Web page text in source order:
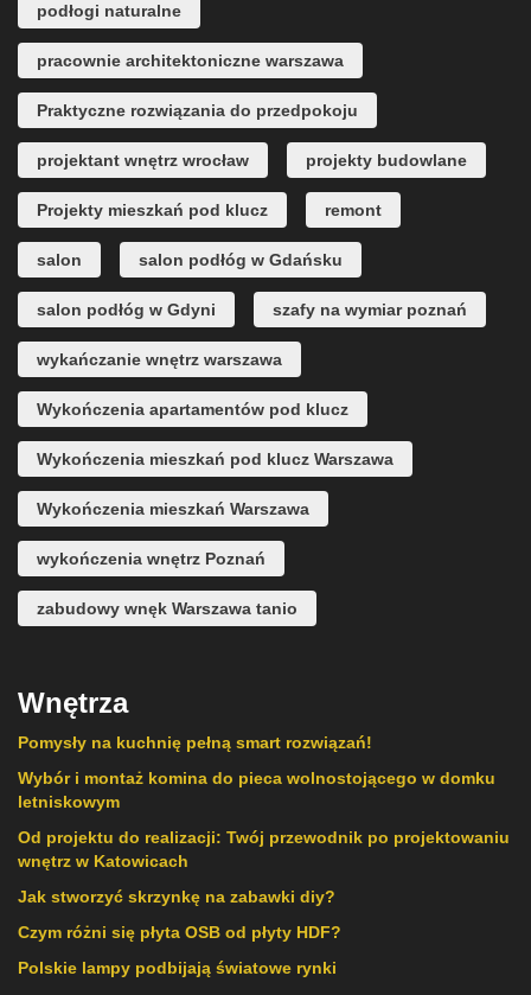
podłogi naturalne
pracownie architektoniczne warszawa
Praktyczne rozwiązania do przedpokoju
projektant wnętrz wrocław projekty budowlane
Projekty mieszkań pod klucz remont
salon salon podłóg w Gdańsku
salon podłóg w Gdyni szafy na wymiar poznań
wykańczanie wnętrz warszawa
Wykończenia apartamentów pod klucz
Wykończenia mieszkań pod klucz Warszawa
Wykończenia mieszkań Warszawa
wykończenia wnętrz Poznań
zabudowy wnęk Warszawa tanio
Wnętrza
Pomysły na kuchnię pełną smart rozwiązań!
Wybór i montaż komina do pieca wolnostojącego w domku
letniskowym
Od projektu do realizacji: Twój przewodnik po projektowaniu
wnętrz w Katowicach
Jak stworzyć skrzynkę na zabawki diy?
Czym różni się płyta OSB od płyty HDF?
Polskie lampy podbijają światowe rynki